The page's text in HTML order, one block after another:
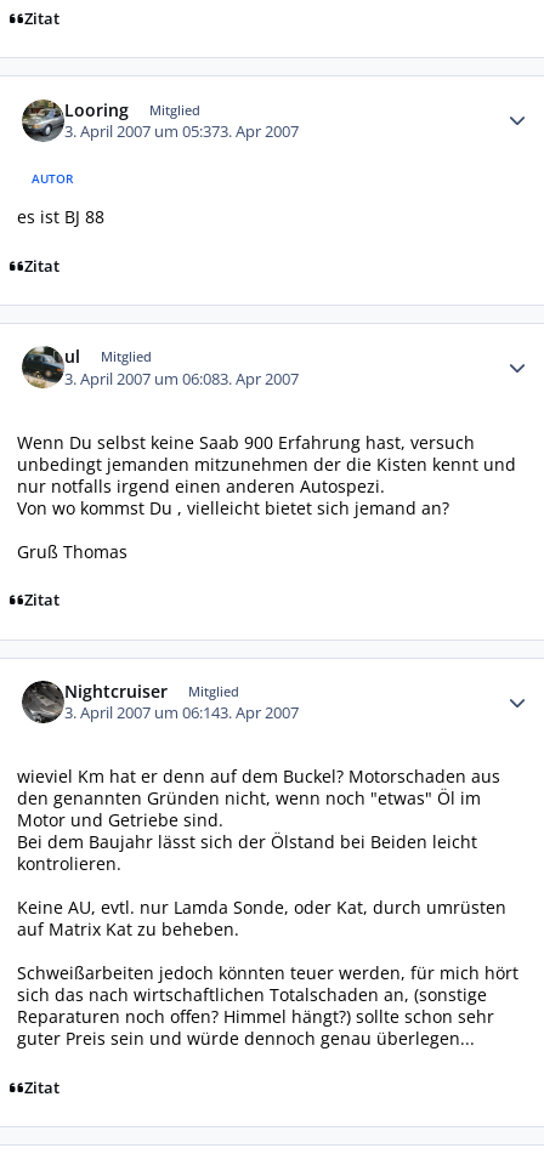
Zitat
Looring Mitglied
3. April 2007 um 05:373. Apr 2007
AUTOR
es ist BJ 88
Zitat
ul Mitglied
3. April 2007 um 06:083. Apr 2007
Wenn Du selbst keine Saab 900 Erfahrung hast, versuch
unbedingt jemanden mitzunehmen der die Kisten kennt und
nur notfalls irgend einen anderen Autospezi.
Von wo kommst Du , vielleicht bietet sich jemand an?
Gruß Thomas
Zitat
Nightcruiser Mitglied
3. April 2007 um 06:143. Apr 2007
wieviel Km hat er denn auf dem Buckel? Motorschaden aus
den genannten Gründen nicht, wenn noch "etwas" Öl im
Motor und Getriebe sind.
Bei dem Baujahr lässt sich der Ölstand bei Beiden leicht
kontrolieren.
Keine AU, evtl. nur Lamda Sonde, oder Kat, durch umrüsten
auf Matrix Kat zu beheben.
Schweißarbeiten jedoch könnten teuer werden, für mich hört
sich das nach wirtschaftlichen Totalschaden an, (sonstige
Reparaturen noch offen? Himmel hängt?) sollte schon sehr
guter Preis sein und würde dennoch genau überlegen...
Zitat